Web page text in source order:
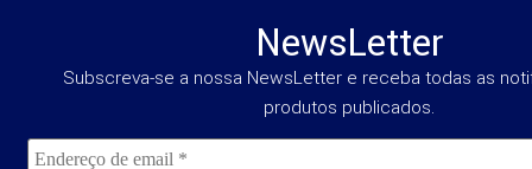
NewsLetter
Subscreva-se a nossa NewsLetter e receba todas as
produtos publicados.